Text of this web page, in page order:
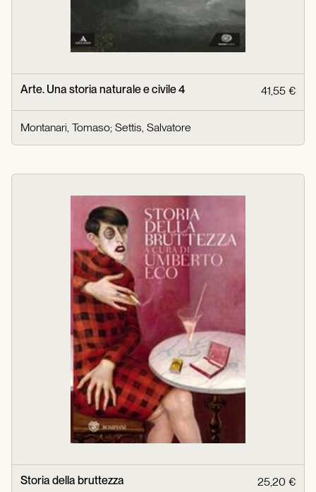
Arte. Una storia naturale e civile 4 41,55 €
Montanari, Tomaso; Settis, Salvatore
Storia della bruttezza 25,20 €